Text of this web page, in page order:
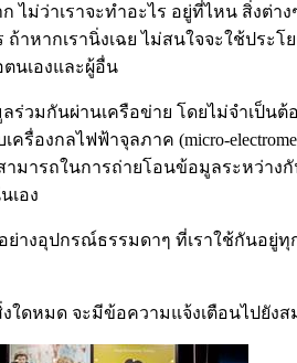
ว่าเราจะทำอะไร อยู่ที่ไหน สิ่งต่าง
าหากเรานิ่งเฉย ไม่สนใจจะใช้ปร
ตนเองและผู้อื่น
วมกันผ่านเครือข่าย โดยไม่จำเป็
องกลไฟฟ้าจุลภาค (micro-
มารถในการถ่ายโอนข้อมูลระหว่างกั
เอง
งอุปกรณ์ธรรมดาๆ ที่เราใช้กันอยู่ทุ
ใดหมด จะมีข้อความแจ้งเตือนไปยัง